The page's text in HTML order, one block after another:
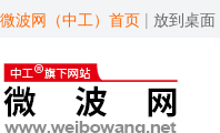
微波网（中工）首页 | 放到桌面